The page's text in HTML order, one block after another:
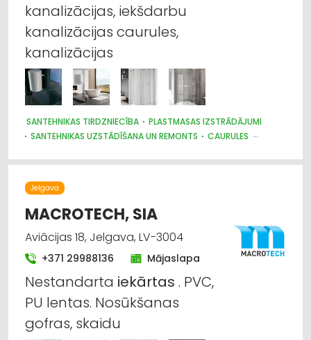
kanalizācijas, iekšdarbu
kanalizācijas caurules,
kanalizācijas
SANTEHNIKAS TIRDZNIECĪBA
PLASTMASAS IZSTRĀDĀJUMI
SANTEHNIKAS UZSTĀDĪŠANA UN REMONTS
CAURULES
SILTUMAPGĀDE UN SILTUMTĪKLI
BŪVMATERIĀLU, BŪVKONSTRUKCIJU TIRDZNIECĪBA
SŪKŅI, PUMPJI, VĀRSTI, VENTIĻI
SILTUMTEHNIKA, APKURES IEKĀRTAS
CELTNIECĪBAS UN REMONTA DARBI
INTERNETVEIKALI, E-KOMERCIJA
Jelgava
MACROTECH, SIA
Aviācijas 18, Jelgava, LV-3004
+371 29988136 Mājaslapa
Nestandarta iekārtas . PVC,
PU lentas. Nosūkšanas
gofras, skaidu